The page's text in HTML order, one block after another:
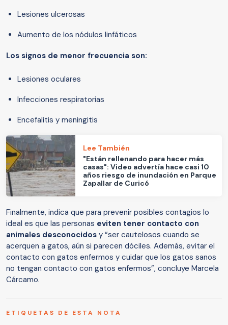
Lesiones ulcerosas
Aumento de los nódulos linfáticos
Los signos de menor frecuencia son:
Lesiones oculares
Infecciones respiratorias
Encefalitis y meningitis
Lee También
"Están rellenando para hacer más
casas": Video advertía hace casi 10
años riesgo de inundación en Parque
Zapallar de Curicó
Finalmente, indica que para prevenir posibles contagios lo
ideal es que las personas eviten tener contacto con
animales desconocidos y “ser cautelosos cuando se
acerquen a gatos, aún si parecen dóciles. Además, evitar el
contacto con gatos enfermos y cuidar que los gatos sanos
no tengan contacto con gatos enfermos”, concluye Marcela
Cárcamo.
ETIQUETAS DE ESTA NOTA